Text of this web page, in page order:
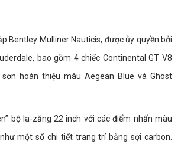
Bentley Mulliner Nauticis, được ủy quyền bởi
bao gồm 4 chiếc Continental GT V8
hoàn thiệu màu Aegean Blue và Ghost
bộ la-zăng 22 inch với các điểm nhấn màu
một số chi tiết trang trí bằng sợi carbon.